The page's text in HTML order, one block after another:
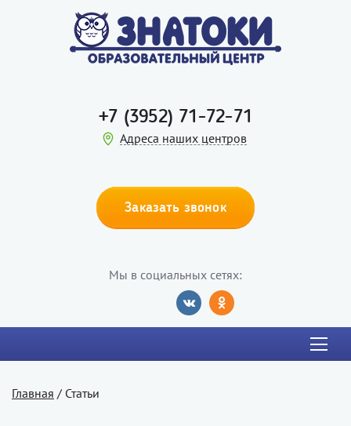
+7 (3952) 71-72-71
Адреса наших центров
Заказать звонок
Мы в социальных сетях:
Главная / Статьи